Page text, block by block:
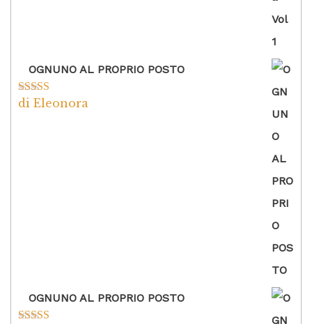
OGNUNO AL PROPRIO POSTO
Valutato5su
di Eleonora
OGNUNO AL PROPRIO POSTO